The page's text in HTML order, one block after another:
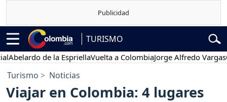
TURISMO
de la EspriellaVuelta a ColombiaJorge Alfredo Vargas
Turismo Noticias
Viajar en Colombia: 4 lugares